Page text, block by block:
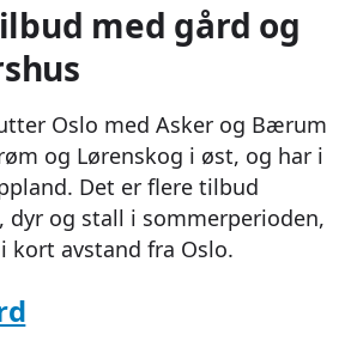
med gård og
Oslo med Asker og Bærum
og Lørenskog i øst, og har i
Det er flere tilbud
dyr og stall i sommerperioden,
kort avstand fra Oslo.